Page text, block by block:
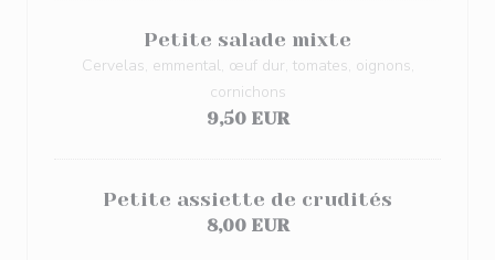
Petite salade mixte
Cervelas, emmental, œuf dur, tomates, oignons,
cornichons
9,50 EUR
Petite assiette de crudités
8,00 EUR